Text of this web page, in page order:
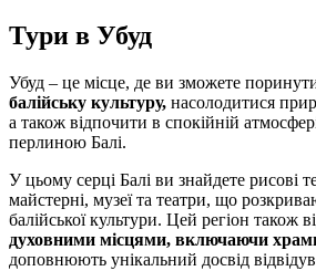
Тури в Убуд
Убуд – це місце, де ви зможете
балійську культуру, насолодитися
а також відпочити в спокійній
перлиною Балі.
У цьому серці Балі ви знайдете рисові
майстерні, музеї та театри, що
балійської культури. Цей регіон також
духовними місцями, включаючи
доповнюють унікальний досвід